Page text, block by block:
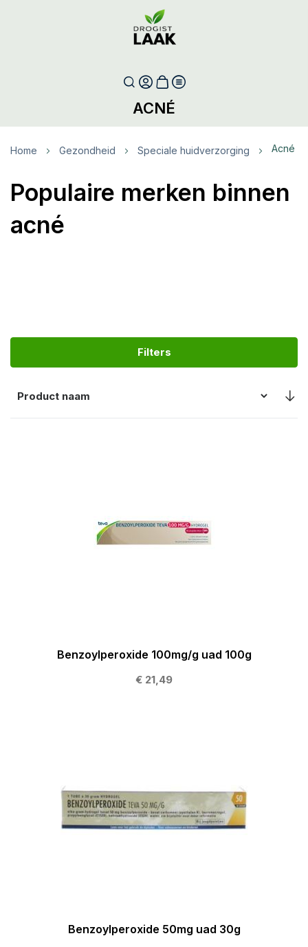
ACNÉ
Home Gezondheid Speciale huidverzorging Acné
Populaire merken binnen
acné
Filters
Benzoylperoxide 100mg/g uad 100g
€ 21,49
Benzoylperoxide 50mg uad 30g